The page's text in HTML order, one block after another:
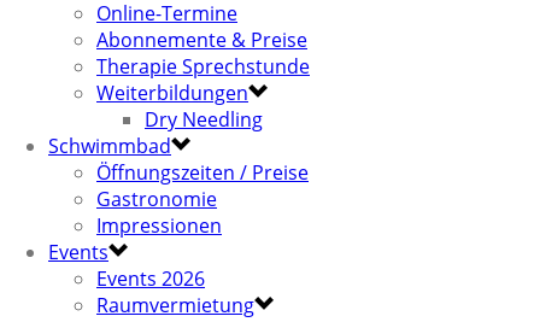
Online-Termine
Abonnemente & Preise
Therapie Sprechstunde
Weiterbildungen
Dry Needling
Schwimmbad
Öffnungszeiten / Preise
Gastronomie
Impressionen
Events
Events 2026
Raumvermietung